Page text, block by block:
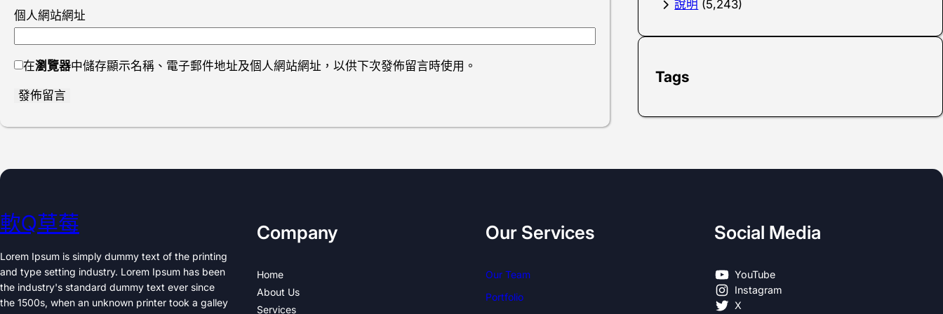
個人網站網址
在瀏覽器中儲存顯示名稱、電子郵件地址及個人網站網址，以供下次發佈留言時使用。
說明 (5,243)
Tags
軟Q草莓
Lorem Ipsum is simply dummy text of the printing
and type setting industry. Lorem Ipsum has been
the industry's standard dummy text ever since
the 1500s, when an unknown printer took a galley
Company
Home
About Us
Services
Our Services
Our Team
Portfolio
Social Media
YouTube
Instagram
X